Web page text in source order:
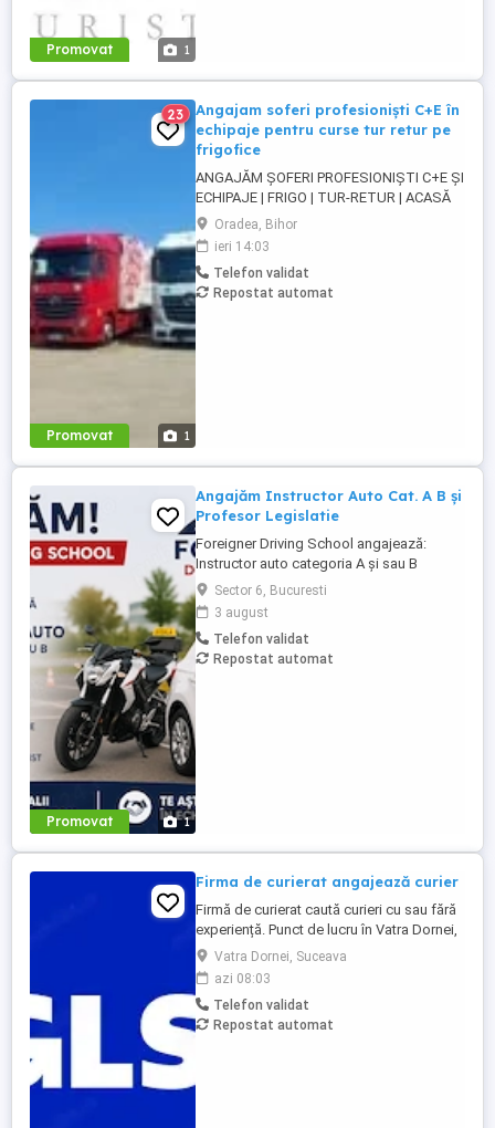
Promovat 1
Promovat 1
23
Angajam soferi profesioniști C+E în
echipaje pentru curse tur retur pe
frigofice
ANGAJĂM ȘOFERI PROFESIONIȘTI C+E ȘI
ECHIPAJE | FRIGO | TUR-RETUR | ACASĂ
SĂPTĂMÂNAL | ORADEA Companie de
transport din Oradea angajează șoferi
profesioniști categoria C+E și echipaje
pentru transport internațional pe
camioane Euro 6 cu semiremorci
Oradea, Bihor
ieri 14:03
Telefon validat
Repostat automat
Promovat 1
Angajăm Instructor Auto Cat. A B și
Profesor Legislatie
Foreigner Driving School angajează:
Instructor auto categoria A și sau B
Profesor de legislație rutieră Cerințe:
Atestat profesional valabil Seriozitate și
responsabilitate Abilități bune de
comunicare Experiența constituie avantaj
Oferim: Program flexibil Mediu de lucru
Sector 6, Bucuresti
3 august
Telefon validat
Repostat automat
Firma de curierat angajează curier
Firmă de curierat caută curieri cu sau fără
experiență. Punct de lucru în Vatra Dornei,
jud. Suceava Program de lucru de L - V
Weekend liber. Cerințe: - permis cat. B
obținut cu minim 3 ani în urmă; - studii
medii (liceu); - cazier judiciar fără
antecedente; - punctualitate; - bine
Vatra Dornei, Suceava
azi 08:03
Telefon validat
Repostat automat